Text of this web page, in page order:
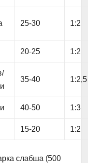
25-30 1:2
20-25 1:2
35-40 1:2,5
40-50 1:3
15-20 1:2
слабша (500